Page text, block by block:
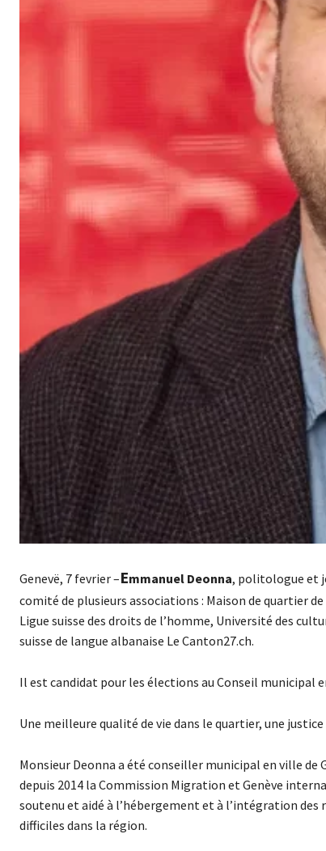
Genevë, 7 fevrier –Emmanuel Deonna, politologue et
comité de plusieurs associations : Maison de quartier
Ligue suisse des droits de l’homme, Université des
suisse de langue albanaise Le Canton27.ch.
Il est candidat pour les élections au Conseil municipal
Une meilleure qualité de vie dans le quartier, une
Monsieur Deonna a été conseiller municipal en ville de
depuis 2014 la Commission Migration et Genève
soutenu et aidé à l’hébergement et à l’intégration des
difficiles dans la région.